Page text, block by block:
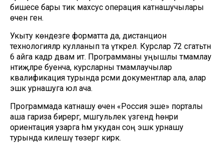
бишесе бары тик махсус операция катнашучылары
өчен генә.
Укыту көндезге форматта да, дистанцион
технологияләр кулланып та үткәрелә. Курслар 72 сәгатьтән
6 айга кадәр дәвам итә. Программаны уңышлы тәмамлау
нәтиҗәләре буенча, курсларны тәмамлаучылар
квалификация турында рәсми документлар ала, алар
эшкә урнашуга юл ача.
Программада катнашу өчен «Россия эше» порталы
аша гариза бирергә, мәшгульлек үзәгендә һөнәри
ориентация узарга һәм укудан соң эшкә урнашу
турында килешү төзергә кирәк.